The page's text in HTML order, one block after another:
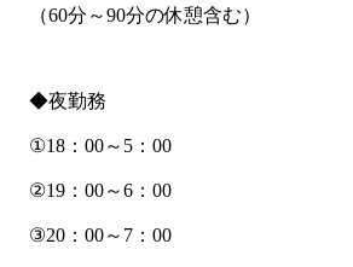
（60分～90分の休憩含む）
◆夜勤務
①18：00～5：00
②19：00～6：00
③20：00～7：00